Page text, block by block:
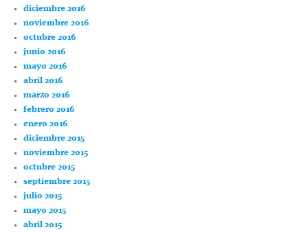
diciembre 2016
noviembre 2016
octubre 2016
junio 2016
mayo 2016
abril 2016
marzo 2016
febrero 2016
enero 2016
diciembre 2015
noviembre 2015
octubre 2015
septiembre 2015
julio 2015
mayo 2015
abril 2015